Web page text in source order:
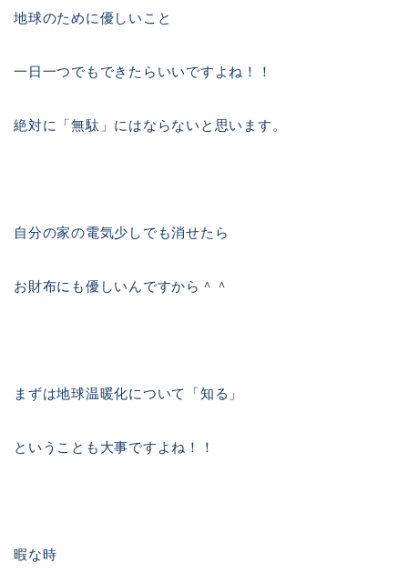
地球のために優しいこと
一日一つでもできたらいいですよね！！
絶対に「無駄」にはならないと思います。
自分の家の電気少しでも消せたら
お財布にも優しいんですから＾＾
まずは地球温暖化について「知る」
ということも大事ですよね！！
暇な時